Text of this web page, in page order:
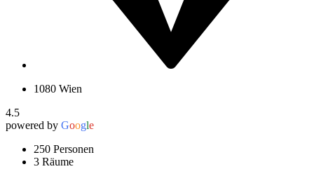
1080 Wien
4.5
powered by Google
250 Personen
3 Räume